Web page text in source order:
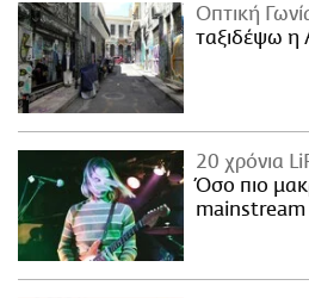
Οπτική
ταξιδέψω η
20 χρόνια
Όσο πιο
mainstream